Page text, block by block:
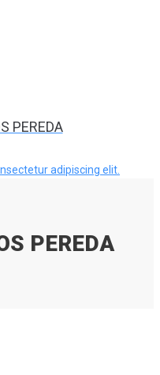
PEREDA
adipiscing elit.
PEREDA